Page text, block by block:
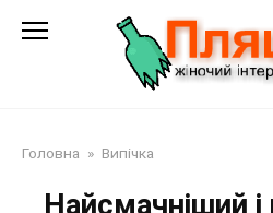
Головна » Випічка
Найсмачніший і